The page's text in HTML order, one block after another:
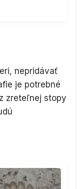
nepridávať
je potrebné
zreteľnej stopy